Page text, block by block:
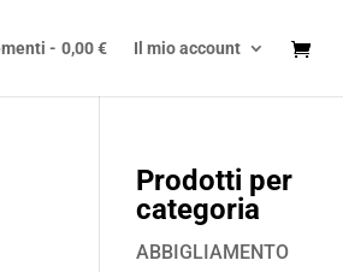
0,00 € Il mio account
Prodotti per
categoria
ABBIGLIAMENTO